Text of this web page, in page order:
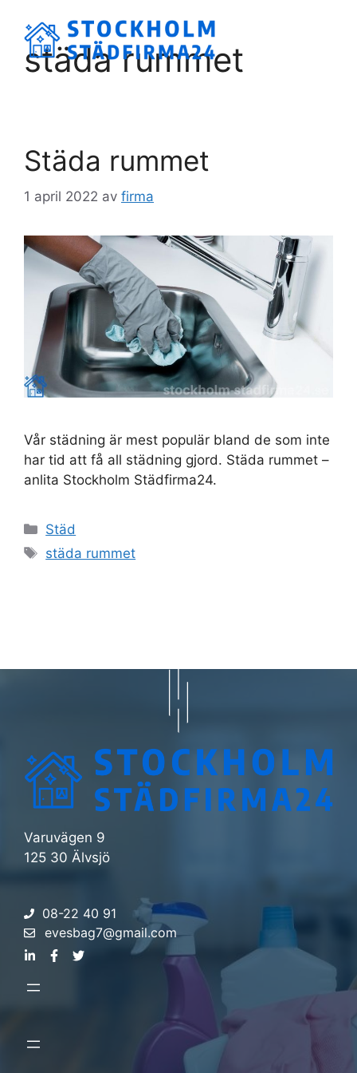
innehållstäda rummet
Städa rummet
1 april 2022 av firma
Vår städning är mest populär bland de som inte
har tid att få all städning gjord. Städa rummet –
anlita Stockholm Städfirma24.
Kategorier
Städ
Etiketter
städa rummet
Varuvägen 9
125 30 Älvsjö
08-22 40 91
evesbag7@gmail.com